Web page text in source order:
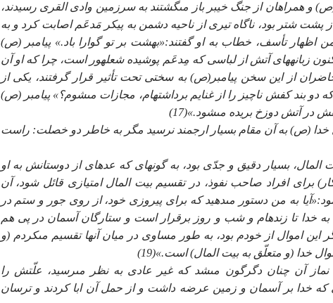
و همراهان از جنگ خيبر باز مى‏گشتند به سرزمين وادى القرى رسيدند،
شتر بود، ناگاه تيرى از ناحيه دشمن به پيكر مَدعَم اصابت كرد و به
تأسف، خطاب به او گفتند:«بهشت بر تو گوارا باد.» پيامبر (ص)
زبانه‏هاى آتش از لباسى كه مِدعَم پوشيده شعله‏ور است، چرا كه او آن
از اين سخن پيامبر(ص) به سختى تحت تأثير قرار گرفتند، يكى از
بند كفش ناچيز را از غنايم برداشته‏ام، مجازات مى‏شوم؟» پيامبر (ص)
در آتش دوزخ بريده مى‏شود.»(17)
(ص) به آن مقام بسيار ارجمند نرسيد مگر به خاطر دو خصلت: راست
بسيار دقيق و جدّى بود، به گونه‏اى كه عده‏اى از دوستانش به او
براى افراد صاحب نفوذ، در تقسيم بيت المال امتيازى قائل شود، آن
به من دستور مى‏دهيد كه براى پيروزى خود، از روى جور و ستم در
خدا تا زنده‏ام و شب و روز برقرار است و ستارگان آسمان در پى هم
اموال از خودم بود، به طور مساوى در ميان آنها تقسيم مى‏كردم (و
خدا (و متعلّق به بيت المال) است.»(19)
آن چنان دگرگون مى‏شد كه غير عادى به نظر مى‏رسيد، علّتش را
كه خدا بر آسمان و زمين عرضه داشت و از حمل آن ابا كردند و ترسان